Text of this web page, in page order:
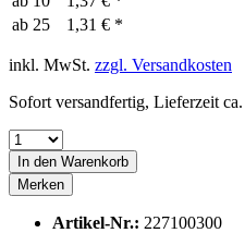
ab 25 1,31 € *
inkl. MwSt. zzgl. Versandkosten
Sofort versandfertig, Lieferzeit
In den Warenkorb
Merken
Artikel-Nr.: 227100300